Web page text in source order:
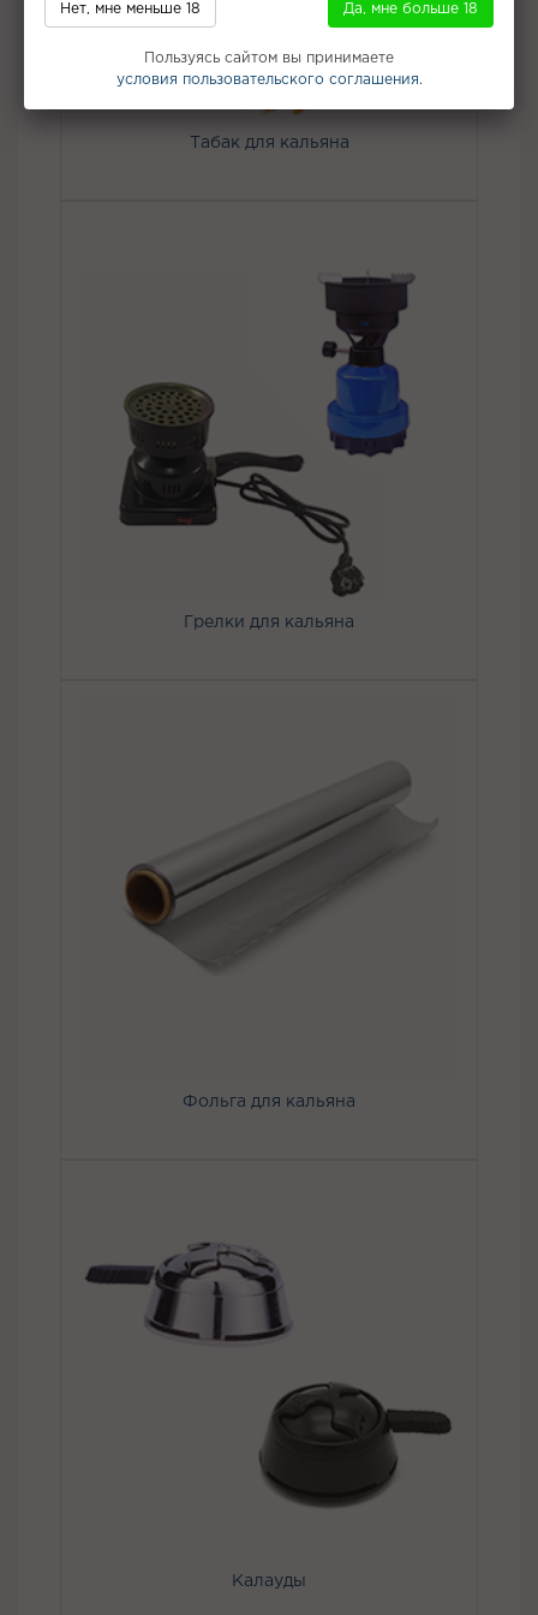
Табак для кальяна
Грелки для кальяна
Фольга для кальяна
Калауды
Нет, мне меньше 18 Да, мне больше 18
Пользуясь сайтом вы принимаете
условия пользовательского соглашения.